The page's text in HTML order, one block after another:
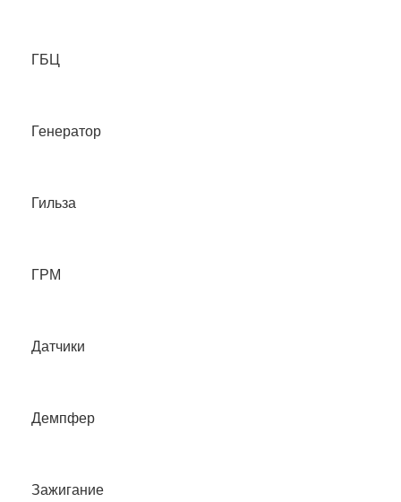
ГБЦ
Генератор
Гильза
ГРМ
Датчики
Демпфер
Зажигание